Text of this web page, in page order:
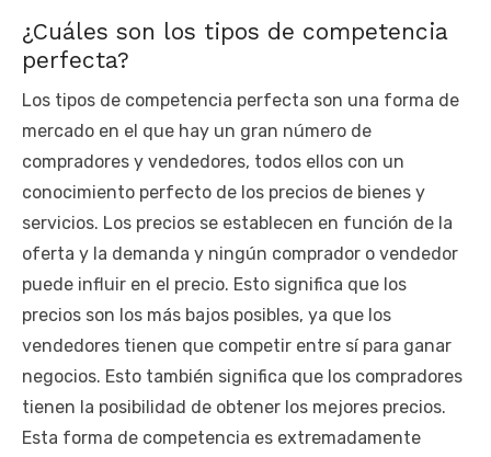
¿Cuáles son los tipos de competencia
perfecta?
Los tipos de competencia perfecta son una forma de
mercado en el que hay un gran número de
compradores y vendedores, todos ellos con un
conocimiento perfecto de los precios de bienes y
servicios. Los precios se establecen en función de la
oferta y la demanda y ningún comprador o vendedor
puede influir en el precio. Esto significa que los
precios son los más bajos posibles, ya que los
vendedores tienen que competir entre sí para ganar
negocios. Esto también significa que los compradores
tienen la posibilidad de obtener los mejores precios.
Esta forma de competencia es extremadamente